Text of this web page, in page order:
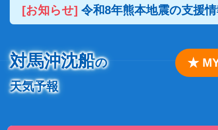
[お知らせ] 令和8年熊本地震の支援
対馬沖沈船の
天気予報
★